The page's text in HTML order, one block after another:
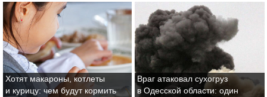
Хотят макароны, котлеты
и курицу: чем будут кормить
Враг атаковал сухогруз
в Одесской области: один